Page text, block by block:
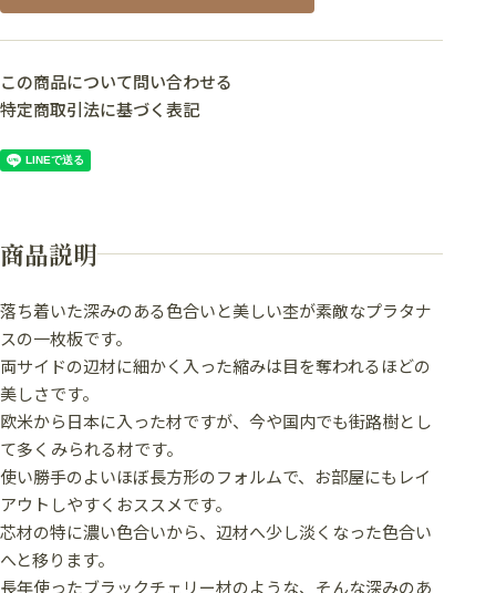
この商品について問い合わせる
特定商取引法に基づく表記
商品説明
落ち着いた深みのある色合いと美しい杢が素敵なプラタナ
スの一枚板です。
両サイドの辺材に細かく入った縮みは目を奪われるほどの
美しさです。
欧米から日本に入った材ですが、今や国内でも街路樹とし
て多くみられる材です。
使い勝手のよいほぼ長方形のフォルムで、お部屋にもレイ
アウトしやすくおススメです。
芯材の特に濃い色合いから、辺材へ少し淡くなった色合い
へと移ります。
長年使ったブラックチェリー材のような、そんな深みのあ